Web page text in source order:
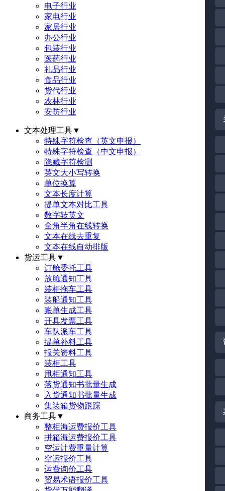
电子行业
家电行业
家居行业
办公行业
包装行业
医药行业
礼品行业
食品行业
货代行业
农林行业
安防行业
文本处理工具▼
特殊字符检查（英文申报）
特殊字符检查（中文申报）
隐藏字符检测
英文大小写转换
单位换算
文本长度计算
提单文本对比工具
数字转英文
全角半角在线转换
文本在线去重复
文本在线自动排版
货运工具▼
订舱委托工具
放舱通知工具
装柜拖车工具
装船通知工具
账单生成工具
开具发票工具
车队派车工具
提单补料工具
报关资料工具
装柜工具
甩柜通知工具
落货通知书批量生成
入货通知书批量生成
集装箱货物跟踪
商务工具▼
整柜海运费报价工具
拼箱海运费报价工具
空运计费重量计算
空运报价工具
运费询价工具
贸易术语报价工具